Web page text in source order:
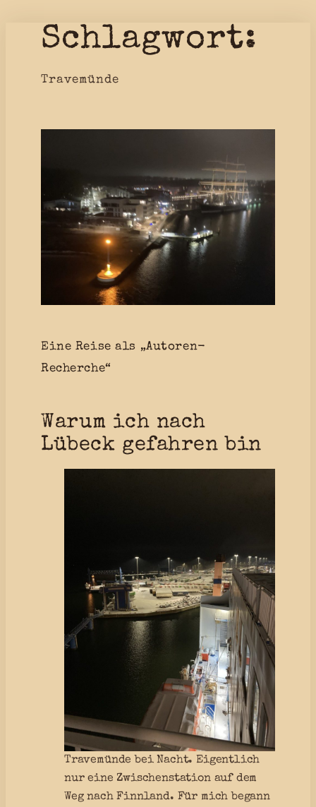
InhaltSchlagwort:
Travemünde
Eine Reise als „Autoren-
Recherche“
Warum ich nach
Lübeck gefahren bin
Travemünde bei Nacht. Eigentlich
nur eine Zwischenstation auf dem
Weg nach Finnland. Für mich begann